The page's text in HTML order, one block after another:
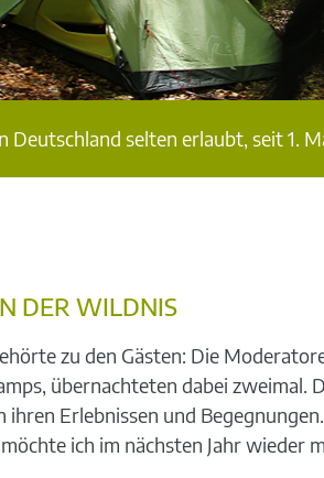
Deutschland selten erlaubt, seit 1.
DER WILDNIS
zu den Gästen: Die
übernachteten dabei
Erlebnissen und
ich im nächsten Jahr wieder